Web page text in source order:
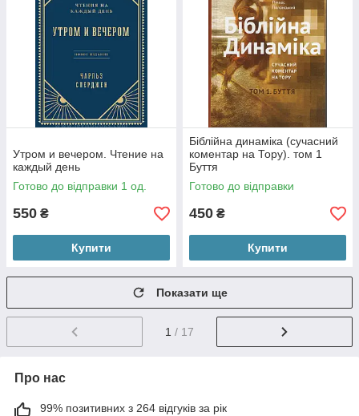
Утром и вечером. Чтение на
каждый день
Готово до відправки 1 од.
550 ₴
Купити
Біблійна динаміка (сучасний
коментар на Тору). том 1
Буття
Готово до відправки
450 ₴
Купити
Показати ще
1 / 17
Про нас
99% позитивних з 264 відгуків за рік